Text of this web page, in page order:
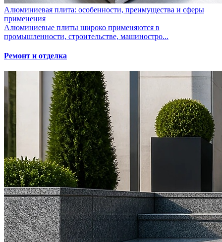
Алюминиевая плита: особенности, преимущества и сферы
применения
Алюминиевые плиты широко применяются в
промышленности, строительстве, машиностро...
Ремонт и отделка